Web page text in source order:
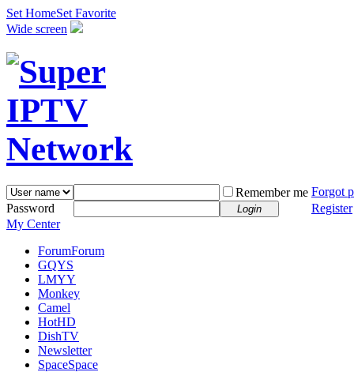
Set HomeSet Favorite
Wide screen
Remember me Forgot
Password
Login
Register
My Center
ForumForum
GQYS
LMYY
Monkey
Camel
HotHD
DishTV
Newsletter
SpaceSpace